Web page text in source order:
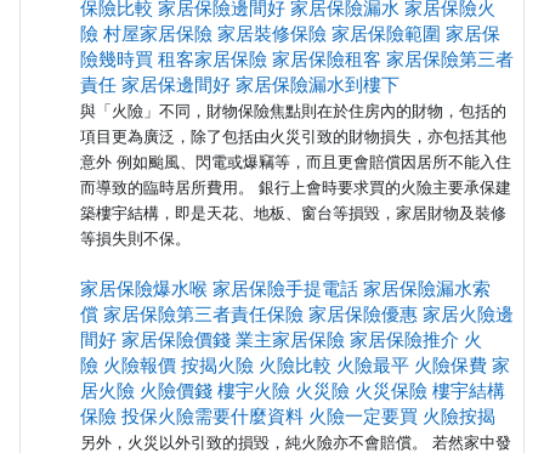
保險比較 家居保險邊間好 家居保險漏水 家居保險火
險 村屋家居保險 家居裝修保險 家居保險範圍 家居保
險幾時買 租客家居保險 家居保險租客 家居保險第三者
責任 家居保邊間好 家居保險漏水到樓下
與「火險」不同，財物保險焦點則在於住房內的財物，包括的
項目更為廣泛，除了包括由火災引致的財物損失，亦包括其他
意外 例如颱風、閃電或爆竊等，而且更會賠償因居所不能入住
而導致的臨時居所費用。 銀行上會時要求買的火險主要承保建
築樓宇結構，即是天花、地板、窗台等損毀，家居財物及裝修
等損失則不保。
家居保險爆水喉 家居保險手提電話 家居保險漏水索
償 家居保險第三者責任保險 家居保險優惠 家居火險邊
間好 家居保險價錢 業主家居保險 家居保險推介 火
險 火險報價 按揭火險 火險比較 火險最平 火險保費 家
居火險 火險價錢 樓宇火險 火災險 火災保險 樓宇結構
保險 投保火險需要什麼資料 火險一定要買 火險按揭
另外，火災以外引致的損毀，純火險亦不會賠償。 若然家中發